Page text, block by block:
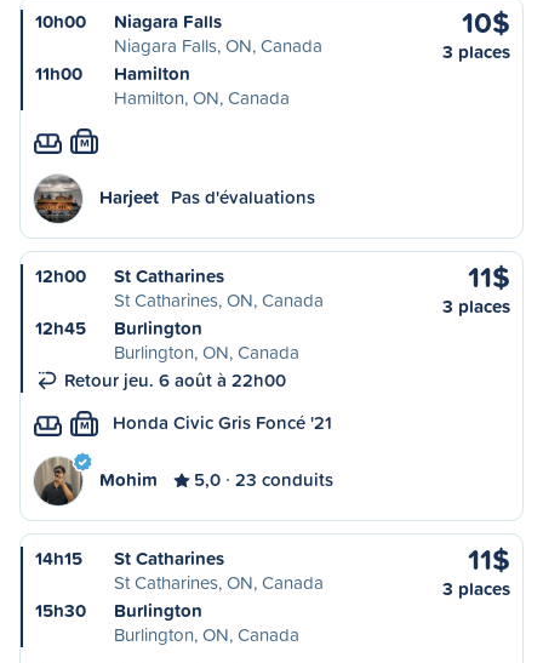
10h00
Niagara Falls
Niagara Falls, ON, Canada
11h00
Hamilton
Hamilton, ON, Canada
10$
3 places
M
Harjeet Pas d'évaluations
12h00
St Catharines
St Catharines, ON, Canada
12h45
Burlington
Burlington, ON, Canada
Retour jeu. 6 août à 22h00
11$
3 places
M Honda Civic Gris Foncé '21
Mohim 5,0 23 conduits
14h15
St Catharines
St Catharines, ON, Canada
15h30
Burlington
Burlington, ON, Canada
11$
3 places